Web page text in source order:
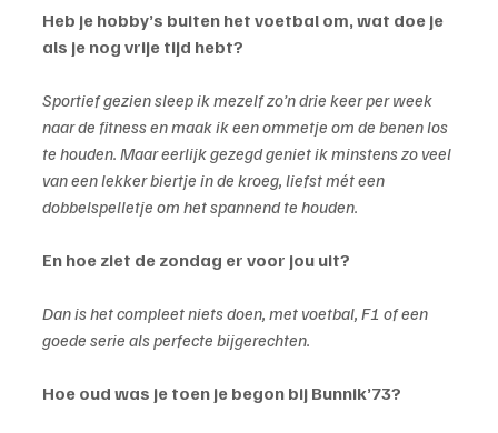
Heb je hobby’s buiten het voetbal om, wat doe je
als je nog vrije tijd hebt?
Sportief gezien sleep ik mezelf zo’n drie keer per week
naar de fitness en maak ik een ommetje om de benen los
te houden. Maar eerlijk gezegd geniet ik minstens zo veel
van een lekker biertje in de kroeg, liefst mét een
dobbelspelletje om het spannend te houden.
En hoe ziet de zondag er voor jou uit?
Dan is het compleet niets doen, met voetbal, F1 of een
goede serie als perfecte bijgerechten.
Hoe oud was je toen je begon bij Bunnik’73?